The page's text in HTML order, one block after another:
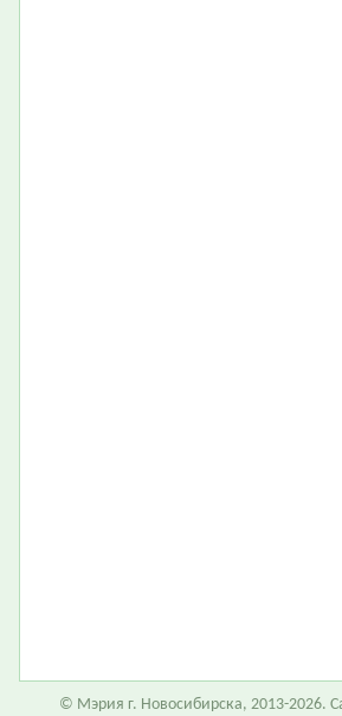
© Мэрия г. Новосибирска, 2013-2026.